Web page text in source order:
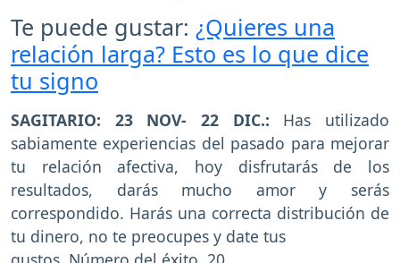
Te puede gustar: ¿Quieres una
relación larga? Esto es lo que dice
tu signo
SAGITARIO: 23 NOV- 22 DIC.: Has utilizado
sabiamente experiencias del pasado para mejorar
tu relación afectiva, hoy disfrutarás de los
resultados, darás mucho amor y serás
correspondido. Harás una correcta distribución de
tu dinero, no te preocupes y date tus